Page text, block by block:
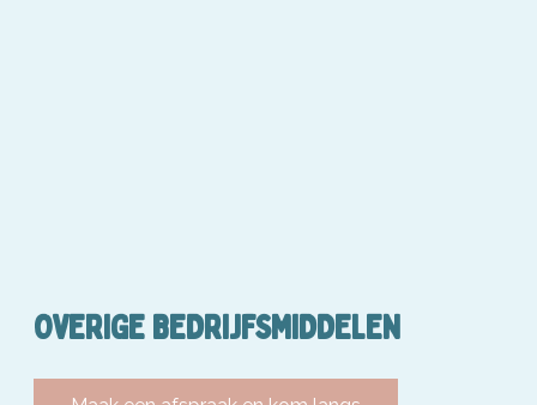
OVERIGE BEDRIJFSMIDDELEN